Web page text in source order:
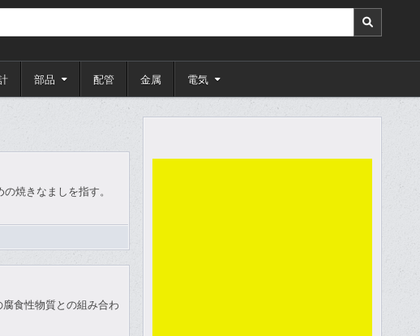
部品 配管 金属 電気
焼きなましを指す。
食性物質との組み合わ